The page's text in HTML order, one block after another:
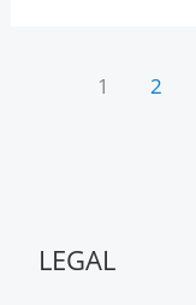
Andalucía
1 2
LEGAL